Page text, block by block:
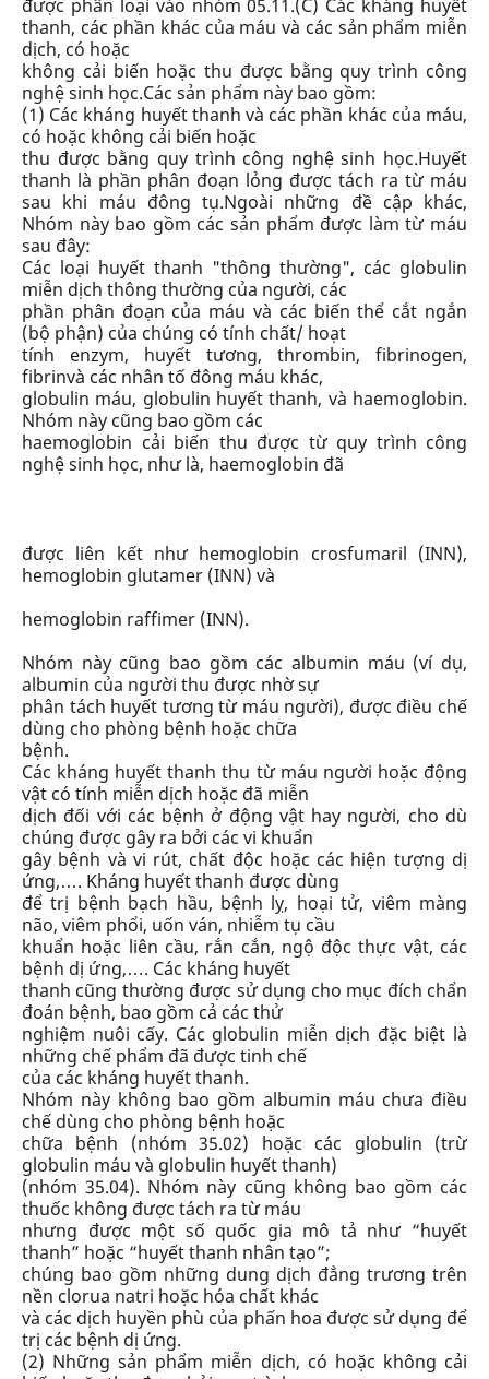
được phân loại vào nhóm 05.11.(C) Các kháng huyết
thanh, các phần khác của máu và các sản phẩm miễn
dịch, có hoặc
không cải biến hoặc thu được bằng quy trình công
nghệ sinh học.Các sản phẩm này bao gồm:
(1) Các kháng huyết thanh và các phần khác của máu,
có hoặc không cải biến hoặc
thu được bằng quy trình công nghệ sinh học.Huyết
thanh là phần phân đoạn lỏng được tách ra từ máu
sau khi máu đông tụ.Ngoài những đề cập khác,
Nhóm này bao gồm các sản phẩm được làm từ máu
sau đây:
Các loại huyết thanh "thông thường", các globulin
miễn dịch thông thường của người, các
phần phân đoạn của máu và các biến thể cắt ngắn
(bộ phận) của chúng có tính chất/ hoạt
tính enzym, huyết tương, thrombin, fibrinogen,
fibrinvà các nhân tố đông máu khác,
globulin máu, globulin huyết thanh, và haemoglobin.
Nhóm này cũng bao gồm các
haemoglobin cải biến thu được từ quy trình công
nghệ sinh học, như là, haemoglobin đã
được liên kết như hemoglobin crosfumaril (INN),
hemoglobin glutamer (INN) và
hemoglobin raffimer (INN).
Nhóm này cũng bao gồm các albumin máu (ví dụ,
albumin của người thu được nhờ sự
phân tách huyết tương từ máu người), được điều chế
dùng cho phòng bệnh hoặc chữa
bệnh.
Các kháng huyết thanh thu từ máu người hoặc động
vật có tính miễn dịch hoặc đã miễn
dịch đối với các bệnh ở động vật hay người, cho dù
chúng được gây ra bởi các vi khuẩn
gây bệnh và vi rút, chất độc hoặc các hiện tượng dị
ứng,…. Kháng huyết thanh được dùng
để trị bệnh bạch hầu, bệnh lỵ, hoại tử, viêm màng
não, viêm phổi, uốn ván, nhiễm tụ cầu
khuẩn hoặc liên cầu, rắn cắn, ngộ độc thực vật, các
bệnh dị ứng,…. Các kháng huyết
thanh cũng thường được sử dụng cho mục đích chẩn
đoán bệnh, bao gồm cả các thử
nghiệm nuôi cấy. Các globulin miễn dịch đặc biệt là
những chế phẩm đã được tinh chế
của các kháng huyết thanh.
Nhóm này không bao gồm albumin máu chưa điều
chế dùng cho phòng bệnh hoặc
chữa bệnh (nhóm 35.02) hoặc các globulin (trừ
globulin máu và globulin huyết thanh)
(nhóm 35.04). Nhóm này cũng không bao gồm các
thuốc không được tách ra từ máu
nhưng được một số quốc gia mô tả như “huyết
thanh” hoặc “huyết thanh nhân tạo”;
chúng bao gồm những dung dịch đẳng trương trên
nền clorua natri hoặc hóa chất khác
và các dịch huyền phù của phấn hoa được sử dụng để
trị các bệnh dị ứng.
(2) Những sản phẩm miễn dịch, có hoặc không cải